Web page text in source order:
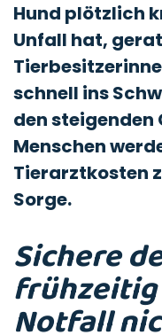
Hund plötzlich
Unfall hat,
schnell ins
den steigenden
Menschen
Tierarztkosten
Sorge.
Sichere
frühzeitig
Notfall